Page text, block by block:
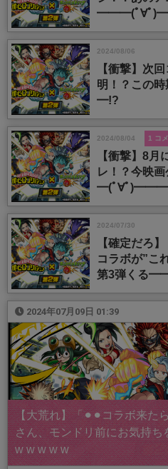
━━━(ﾟ∀ﾟ
2024/08/06
【衝撃】次
明！？この
━!?
2024/08/04 1 コ
【衝撃】8月
レ！？今映
━(ﾟ∀ﾟ
2024/07/30
【確定だろ
コラボが”こ
第3弾くる
2024年07月09日 01:39
【大荒れ】「⚫︎⚫︎コラボ来た
さん、モンドリ前にお気持
w w w w w